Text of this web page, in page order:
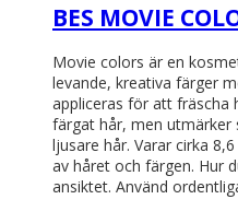
BES MOVIE
Movie colors är en
levande, kreativa färger
appliceras för att fräscha
färgat hår, men utmärker
ljusare hår. Varar cirka
av håret och färgen. Hur
ansiktet. Använd